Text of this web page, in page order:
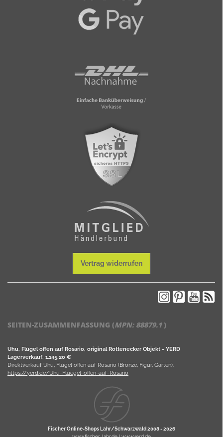
Vertrag widerrufen
SEITEN-ZUSAMMENFASSUNG (MPN: 88879.1)
Uhu, Flügel offen auf Rosario, original Rottenecker Objekt - YERD
Lagerverkauf, 1.145,20 €
Direktverkauf Uhu, Flügel offen auf Rosario (Bronze, Figur, Garten).
https://yerd.de/Uhu-Fluegel-offen-auf-Rosario
Fischer Online-Shops Lahr/Schwarzwald 2008 -2026